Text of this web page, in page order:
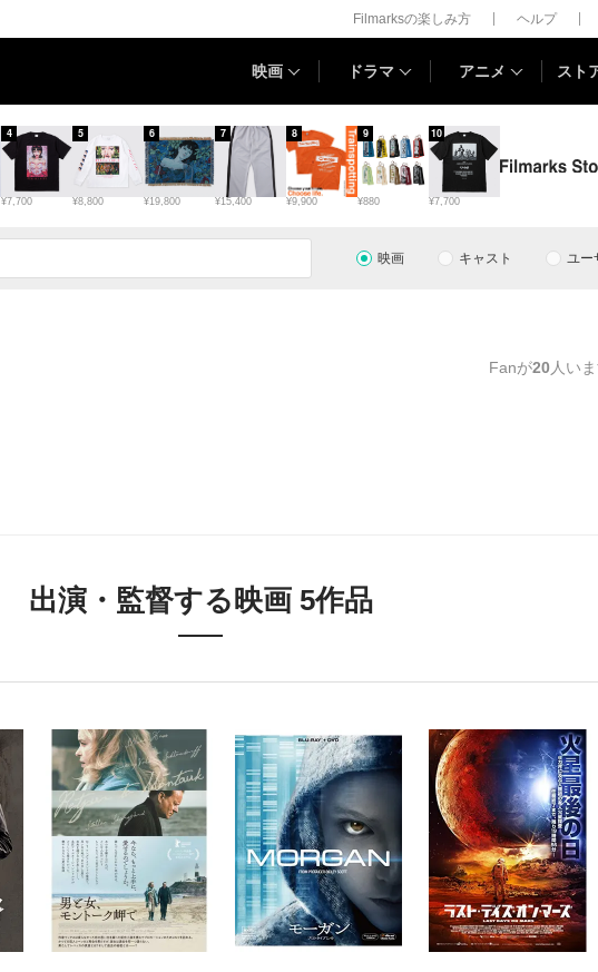
Filmarksの楽しみ方 ヘルプ
映画 ドラマ アニメ スト
¥7,700
4
¥8,800
5
¥19,800
6
¥15,400
7
¥9,900
8
¥880
9
¥7,700
10
映画 キャスト ユー
Fanが20 人いま
出演・監督する映画 5作品